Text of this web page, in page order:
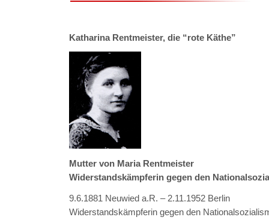
Katharina Rentmeister, die “rote Käthe”
Mutter von Maria Rentmeister
Widerstandskämpferin gegen den
9.6.1881 Neuwied a.R. – 2.11.1952 Berlin
Widerstandskämpferin gegen den